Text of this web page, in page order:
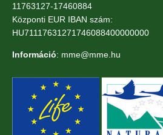
11763127-17460884
Központi EUR IBAN szám:
HU71117631271746088400000000
Információ: mme@mme.hu